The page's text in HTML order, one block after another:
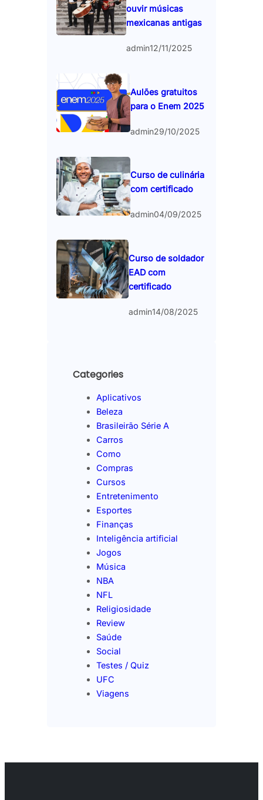
ouvir músicas
mexicanas antigas
admin12/11/2025
Aulões gratuitos
para o Enem 2025
admin29/10/2025
Curso de culinária
com certificado
admin04/09/2025
Curso de soldador
EAD com
certificado
admin14/08/2025
Categories
Aplicativos
Beleza
Brasileirão Série A
Carros
Como
Compras
Cursos
Entretenimento
Esportes
Finanças
Inteligência artificial
Jogos
Música
NBA
NFL
Religiosidade
Review
Saúde
Social
Testes / Quiz
UFC
Viagens